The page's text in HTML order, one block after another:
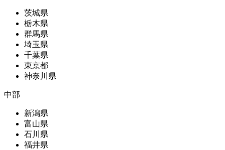
茨城県
栃木県
群馬県
埼玉県
千葉県
東京都
神奈川県
中部
新潟県
富山県
石川県
福井県